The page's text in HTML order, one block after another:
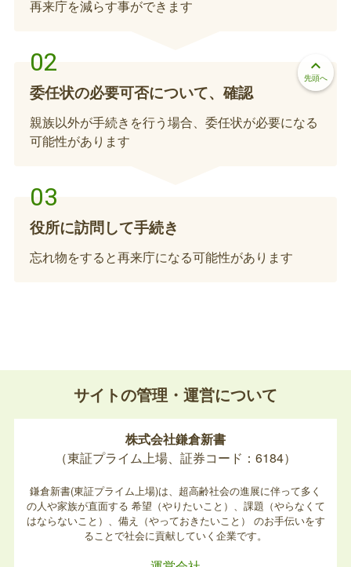
児童扶養手当の対象児童が亡くなった場合、資格喪
母子・父子家庭医療費受給者証の返納届提出
（児童が亡くなった場合）
母子・父子家庭医療費受給者証が交付されていた方
が亡くなった場合、その受給者証は死亡日をもって
特別児童扶養手当受給者死亡届の提出、特別
場合）
子ども医療費助成受給者証の返納届提出（受
給対象児童が亡くなった場合）
子ども医療費助成受給者証を交付されていた児童が
亡くなった場合、その児童の受給者証は死亡日をも
って失効しますので、返納してください。
子ども医療費助成受給者証の返納届提出（受
給者が亡くなった場合）
再来庁を減らす事ができます
委任状の必要可否について、確認
親族以外が手続きを行う場合、委任状が必要になる
可能性があります
役所に訪問して手続き
忘れ物をすると再来庁になる可能性があります
サイトの管理・運営について
株式会社鎌倉新書
（東証プライム上場、証券コード：6184）
鎌倉新書(東証プライム上場)は、超高齢社会の進展に伴って多く
の人や家族が直面する 希望（やりたいこと）、課題（やらなくて
はならないこと）、備え（やっておきたいこと）
のお手伝いをす
ることで社会に貢献していく企業です。
keyboard_arrow_up
先頭へ